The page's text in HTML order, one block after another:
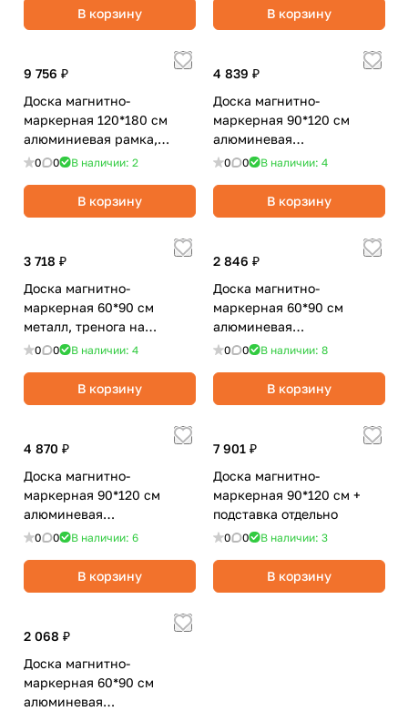
В корзину В корзину
9 756 ₽
Доска магнитно-
маркерная 120*180 см
алюминиевая рамка,
полочка/OfficeSpace
0 0 В наличии: 2
В корзину
4 839 ₽
Доска магнитно-
маркерная 90*120 см
алюминевая
рамка,полочка/OfficeSpace
0 0 В наличии: 4
В корзину
3 718 ₽
Доска магнитно-
маркерная 60*90 см
металл, тренога на
колесах
0 0 В наличии: 4
В корзину
2 846 ₽
Доска магнитно-
маркерная 60*90 см
алюминевая
рамка,полочка/Buro
0 0 В наличии: 8
В корзину
4 870 ₽
Доска магнитно-
маркерная 90*120 см
алюминевая
рамка,полочка/Attomex
0 0 В наличии: 6
В корзину
7 901 ₽
Доска магнитно-
маркерная 90*120 см +
подставка отдельно
0 0 В наличии: 3
В корзину
2 068 ₽
Доска магнитно-
маркерная 60*90 см
алюминевая